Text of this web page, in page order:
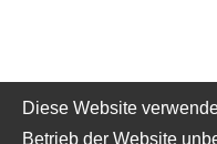
Diese Website
Betrieb der Website